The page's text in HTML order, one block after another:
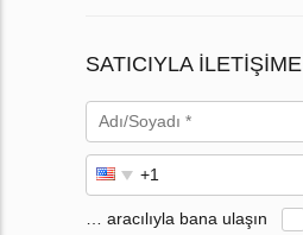
SATICIYLA
… aracılıyla bana ulaşın